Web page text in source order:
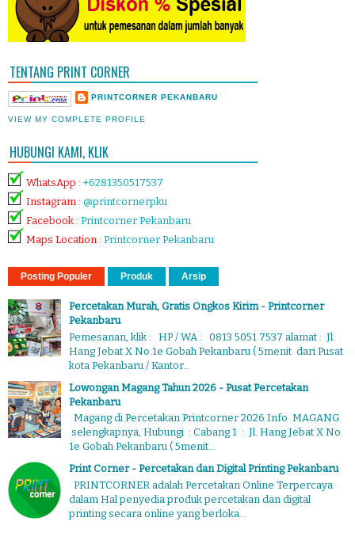
TENTANG PRINT CORNER
PRINTCORNER PEKANBARU
VIEW MY COMPLETE PROFILE
HUBUNGI KAMI, KLIK
WhatsApp : +6281350517537
Instagram : @printcornerpku
Facebook : Printcorner Pekanbaru
Maps Location : Printcorner Pekanbaru
Posting Populer Produk Arsip
Percetakan Murah, Gratis Ongkos Kirim - Printcorner
Pekanbaru
Pemesanan, klik : HP / WA : 0813 5051 7537 alamat : Jl.
Hang Jebat X No.1e Gobah Pekanbaru ( 5menit dari Pusat
kota Pekanbaru / Kantor...
Lowongan Magang Tahun 2026 - Pusat Percetakan
Pekanbaru
Magang di Percetakan Printcorner 2026 Info MAGANG
selengkapnya, Hubungi : Cabang 1 : Jl. Hang Jebat X No.
1e Gobah Pekanbaru ( 5menit...
Print Corner - Percetakan dan Digital Printing Pekanbaru
PRINTCORNER adalah Percetakan Online Terpercaya
dalam Hal penyedia produk percetakan dan digital
printing secara online yang berloka...